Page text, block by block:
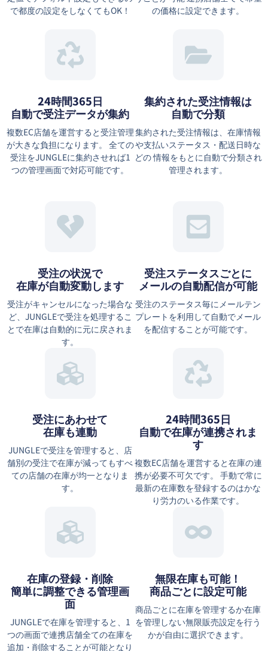
で都度の設定をしなくてもOK！
の価格に設定できます。
24時間365日
自動で受注データが集約
複数EC店舗を運営すると受注管理
が大きな負担になります。 全ての
受注をJUNGLEに集約させれば1
つの管理画面で対応可能です。
集約された受注情報は
⾃動で分類
集約された受注情報は、在庫情報
や⽀払いステータス・配送⽇時な
どの 情報をもとに⾃動で分類され
管理されます。
受注の状況で
在庫が自動変動します
受注がキャンセルになった場合な
ど、JUNGLEで受注を処理するこ
とで在庫は自動的に元に戻されま
す。
受注ステータスごとに
メールの自動配信が可能
受注のステータス毎にメールテン
プレートを利用して自動でメール
を配信することが可能です。
受注にあわせて
在庫も連動
JUNGLEで受注を管理すると、店
舗別の受注で在庫が減ってもすべ
ての店舗の在庫が均一となりま
す。
24時間365日
自動で在庫が連携されま
す
複数EC店舗を運営すると在庫の連
携が必要不可欠です。 手動で常に
最新の在庫数を登録するのはかな
り労力のいる作業です。
在庫の登録・削除
簡単に調整できる管理画
面
JUNGLEで在庫を管理すると、1
つの画面で連携店舗全ての在庫を
追加・削除することが可能となり
無限在庫も可能！
商品ごとに設定可能
商品ごとに在庫を管理するか在庫
を管理しない無限販売設定を行う
かが自由に選択できます。